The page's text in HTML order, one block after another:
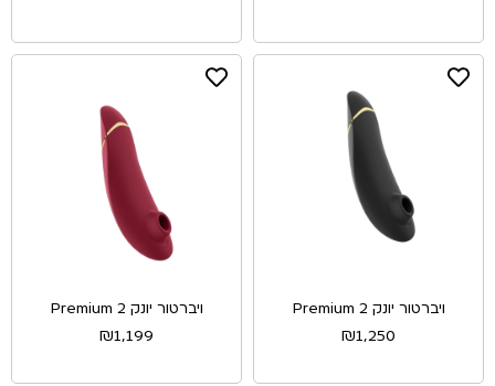
ויברטור יונק Premium 2
₪1,250
ויברטור יונק Premium 2
₪1,199